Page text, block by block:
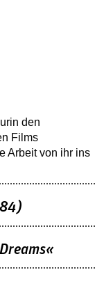
den
Films
Arbeit von ihr ins